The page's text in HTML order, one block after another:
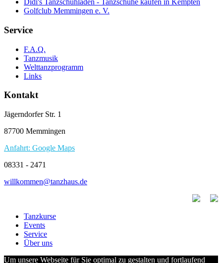
Didi's Tanzschuhladen - Tanzschuhe kaufen in Kempten
Golfclub Memmingen e. V.
Service
F.A.Q.
Tanzmusik
Welttanzprogramm
Links
Kontakt
Jägerndorfer Str. 1
87700 Memmingen
Anfahrt: Google Maps
08331 - 2471
willkommen@tanzhaus.de
Tanzkurse
Events
Service
Über uns
Um unsere Webseite für Sie optimal zu gestalten und fortlaufend